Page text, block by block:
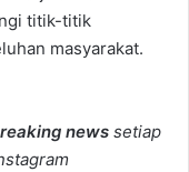
titik-titik
masyarakat.
news setiap